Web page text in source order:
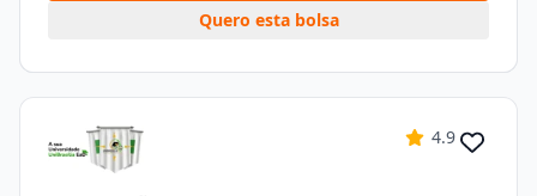
Quero esta bolsa
4.9